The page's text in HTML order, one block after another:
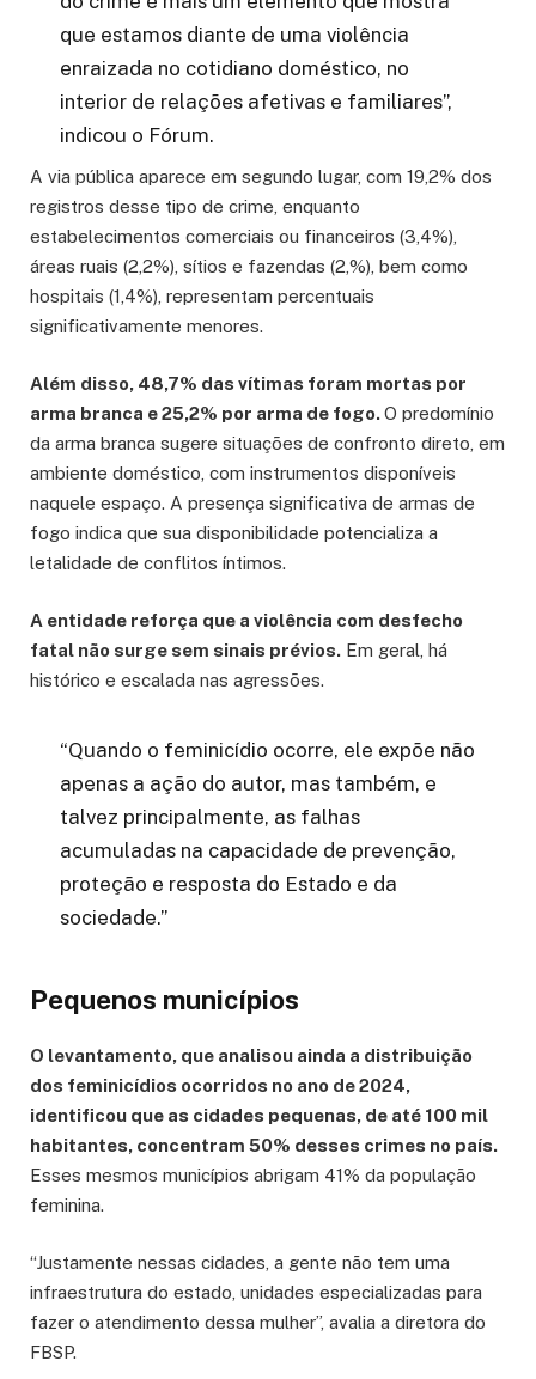
que estamos diante de uma violência
enraizada no cotidiano doméstico, no
interior de relações afetivas e familiares”,
indicou o Fórum.
A via pública aparece em segundo lugar, com 19,2% dos
registros desse tipo de crime, enquanto
estabelecimentos comerciais ou financeiros (3,4%),
áreas ruais (2,2%), sítios e fazendas (2,%), bem como
hospitais (1,4%), representam percentuais
significativamente menores.
Além disso, 48,7% das vítimas foram mortas por
arma branca e 25,2% por arma de fogo.O predomínio
da arma branca sugere situações de confronto direto, em
ambiente doméstico, com instrumentos disponíveis
naquele espaço. A presença significativa de armas de
fogo indica que sua disponibilidade potencializa a
letalidade de conflitos íntimos.
A entidade reforça que a violência com desfecho
fatal não surge sem sinais prévios. Em geral, há
histórico e escalada nas agressões.
“Quando o feminicídio ocorre, ele expõe não
apenas a ação do autor, mas também, e
talvez principalmente, as falhas
acumuladas na capacidade de prevenção,
proteção e resposta do Estado e da
sociedade.”
Pequenos municípios
O levantamento, que analisou ainda a distribuição
dos feminicídios ocorridos no ano de 2024,
identificou que as cidades pequenas, de até 100 mil
habitantes, concentram 50% desses crimes no país.
Esses mesmos municípios abrigam 41% da população
feminina.
“Justamente nessas cidades, a gente não tem uma
infraestrutura do estado, unidades especializadas para
fazer o atendimento dessa mulher”, avalia a diretora do
FBSP.